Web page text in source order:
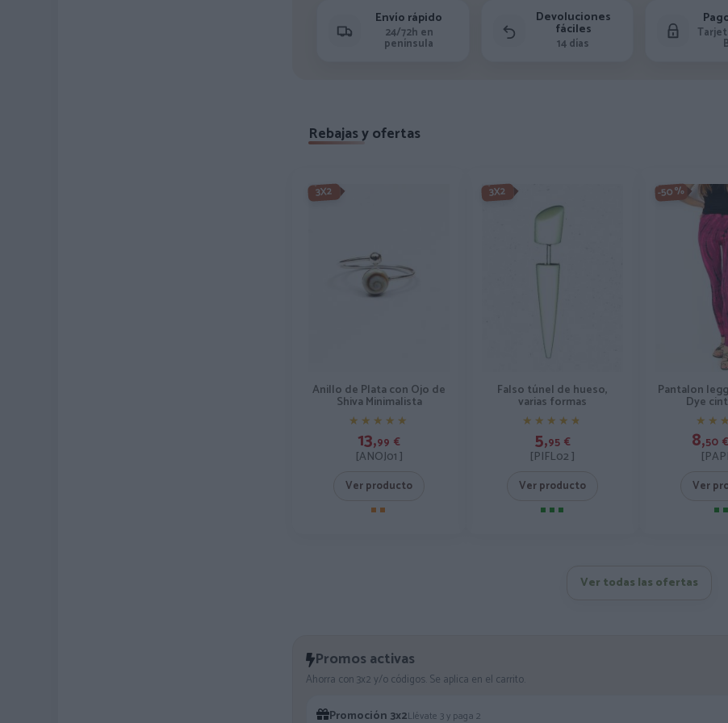
Envío rápido
24/72h en
península
Devoluciones
fáciles
14 días
Rebajas y ofertas
3X2
Anillo de Plata con Ojo de
Shiva Minimalista
★★★★★
★★★★★
13,99 €
[ANOJ01 ]
Ver producto
3X2
Falso túnel de hueso,
varias formas
★★★★★
★★★★★
5,95 €
[PIFL02 ]
Ver producto
-50%
Pantalon
Dye
8,50 €
Ver
Ver todas las ofertas
Promos activas
Ahorra con 3x2 y/o códigos. Se aplica en el carrito.
Promoción 3x2Llévate 3 y paga 2